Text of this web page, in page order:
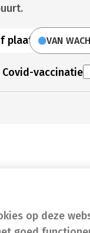
op deze
VAN
Covid-vaccinatie